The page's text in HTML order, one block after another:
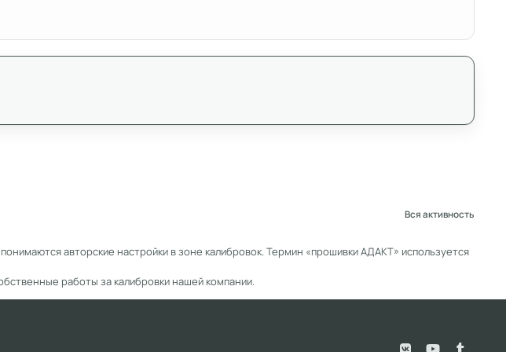
Вся активность
авторские настройки в зоне калибровок. Термин «прошивки АДАКТ» используется
работы за калибровки нашей компании.
y